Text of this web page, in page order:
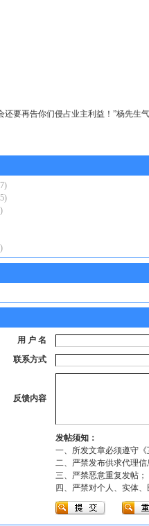
要再告你们侵占业主利益！”杨先生
用 户 名
联系方式
反馈内容
发帖须知：
一、所发文章必须遵守
二、严禁发布供求代理
三、严禁恶意重复发帖；
四、严禁对个人、实体